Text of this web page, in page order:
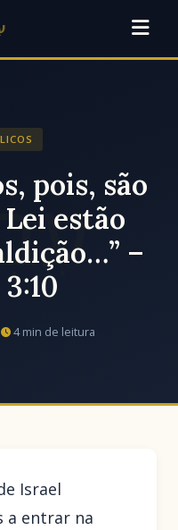
pois, são
estão
–
4 min de leitura
Israel
a entrar na